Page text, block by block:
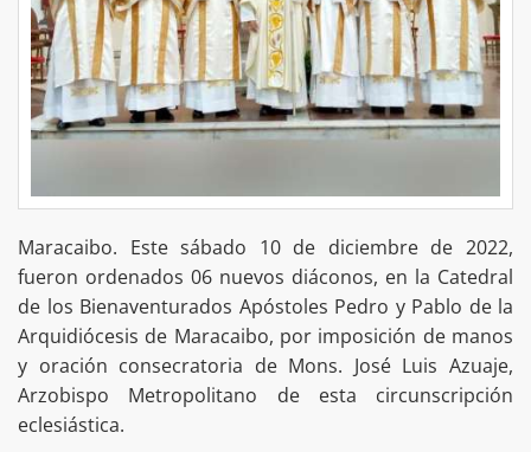
Maracaibo. Este sábado 10 de diciembre de 2022,
fueron ordenados 06 nuevos diáconos, en la Catedral
de los Bienaventurados Apóstoles Pedro y Pablo de la
Arquidiócesis de Maracaibo, por imposición de manos
y oración consecratoria de Mons. José Luis Azuaje,
Arzobispo Metropolitano de esta circunscripción
eclesiástica.